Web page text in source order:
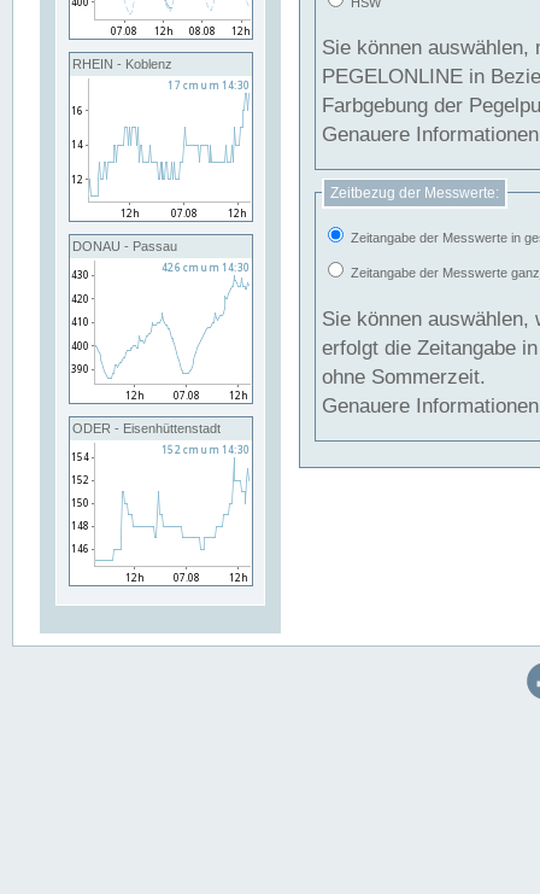
RHEIN - Koblenz
DONAU - Passau
ODER - Eisenhüttenstadt
Sie können
PEGELONLINE in Beziehung
Farbgebung der
Genauere
Zeitbezug der Messwerte:
Zeitangabe der Messwerte in
Zeitangabe der Messwerte
Sie können auswählen,
erfolgt die Zeitangabe
ohne Sommerzeit.
Genauere